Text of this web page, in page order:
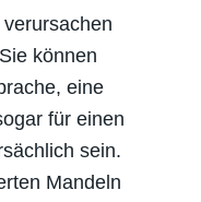
Hals
es
können
eine
für einen
sein.
Mandeln